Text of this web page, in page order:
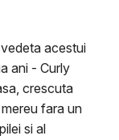
acestui
ani - Curly
crescuta
fara un
si al